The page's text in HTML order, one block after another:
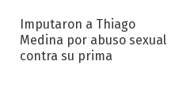
Imputaron a Thiago
Medina por abuso sexual
contra su prima